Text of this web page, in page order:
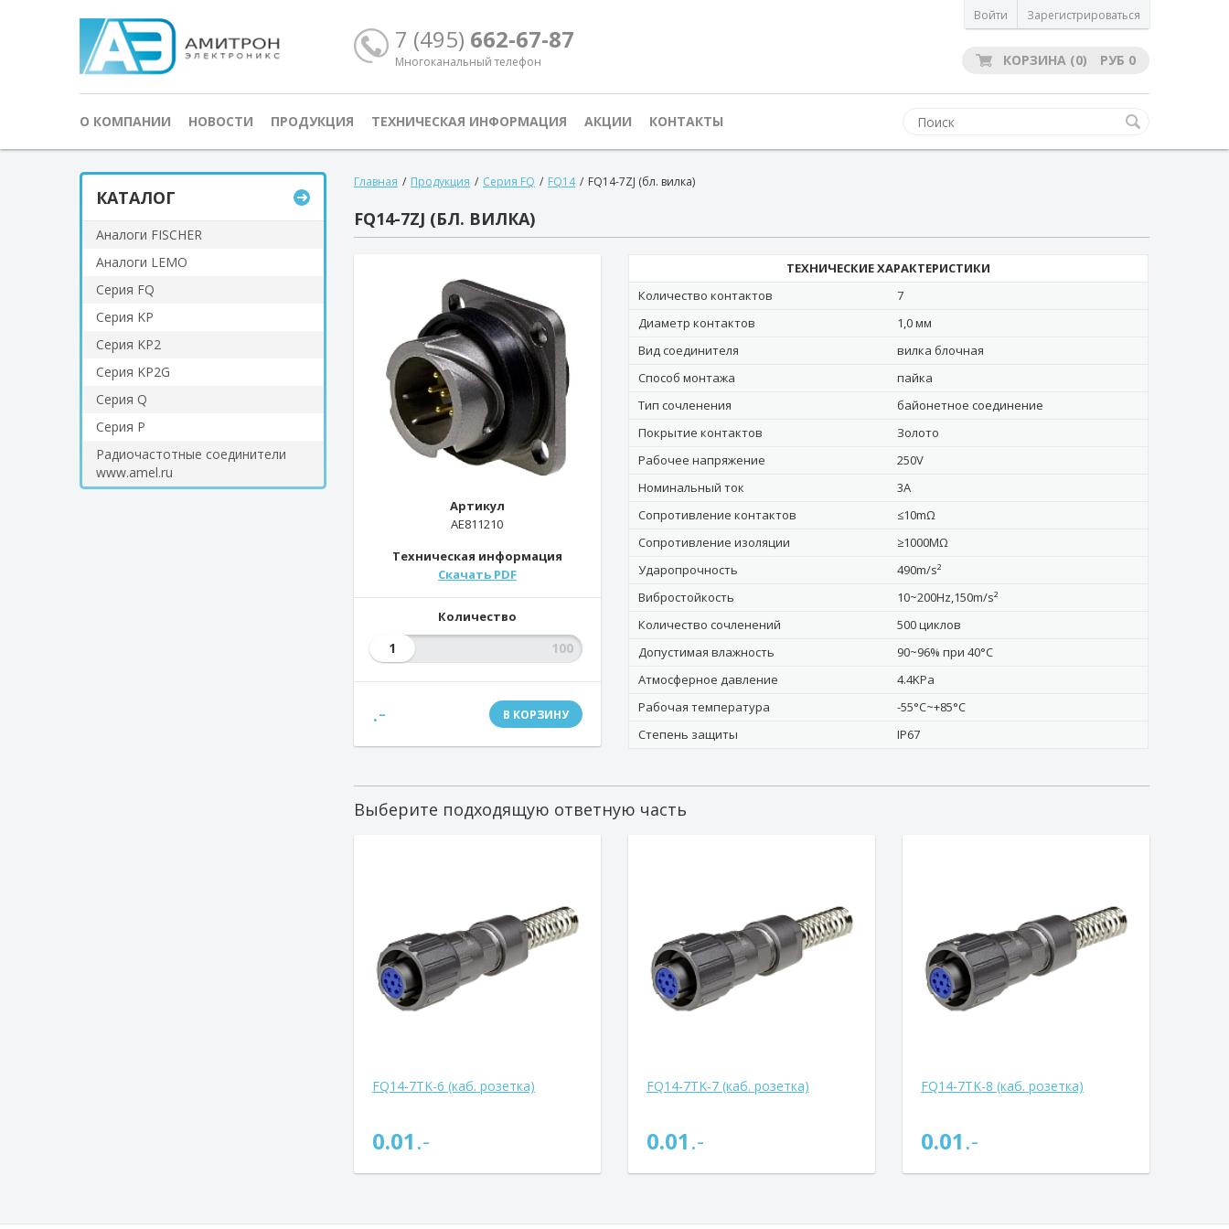
7 (495) 662-67-87
Многоканальный телефон
Войти Зарегистрироваться
КОРЗИНА (0) РУБ 0
О КОМПАНИИ НОВОСТИ ПРОДУКЦИЯ ТЕХНИЧЕСКАЯ ИНФОРМАЦИЯ АКЦИИ КОНТАКТЫ
КАТАЛОГ
Аналоги FISCHER
Аналоги LEMO
Серия FQ
Серия KP
Серия KP2
Серия KP2G
Серия Q
Серия Р
Радиочастотные соединители
www.amel.ru
Главная / Продукция / Серия FQ / FQ14 / FQ14-7ZJ (бл. вилка)
FQ14-7ZJ (БЛ. ВИЛКА)
Артикул
AE811210
Техническая информация
Скачать PDF
Количество
1
.- В КОРЗИНУ
ТЕХНИЧЕСКИЕ ХАРАКТЕРИСТИКИ
Количество контактов
7
Диаметр контактов
1,0 мм
Вид соединителя
вилка блочная
Способ монтажа
пайка
Тип сочленения
байонетное соединение
Покрытие контактов
Золото
Рабочее напряжение
250V
Номинальный ток
3A
Сопротивление контактов
≤10mΩ
Сопротивление изоляции
≥1000MΩ
Ударопрочность
490m/s²
Вибростойкость
10~200Hz,150m/s²
Количество сочленений
500 циклов
Допустимая влажность
90~96% при 40°C
Атмосферное давление
4.4KPa
Рабочая температура
-55°C~+85°C
Степень защиты
IP67
Выберите подходящую ответную часть
FQ14-7TK-6 (каб. розетка)
0.01.-
FQ14-7TK-7 (каб. розетка)
0.01.-
FQ14-7TK-8 (каб. розетка)
0.01.-